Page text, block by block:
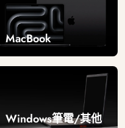
MacBook
Windows筆電/其他